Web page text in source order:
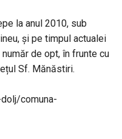
la anul 2010, sub
și pe timpul actualei
de opt, în frunte cu
Sf. Mănăstiri.
comuna-